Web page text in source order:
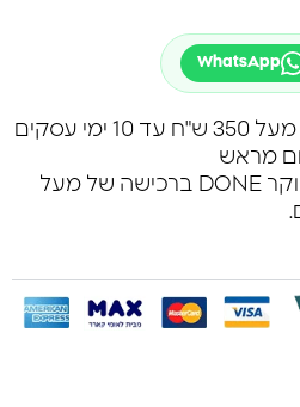
WhatsApp
עסקים
מראש
משלוח חינם באמצעות לוקר DONE ברכישה של מעל